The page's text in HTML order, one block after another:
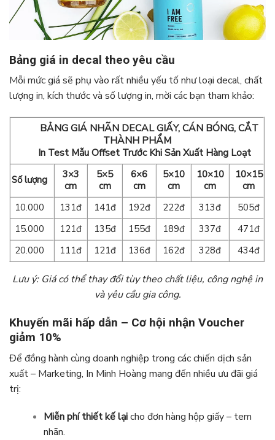
Bảng giá in decal theo yêu cầu
Mỗi mức giá sẽ phụ vào rất nhiều yếu tố như loại decal, chất
lượng in, kích thước và số lượng in, mời các bạn tham khảo:
BẢNG GIÁ NHÃN DECAL GIẤY, CÁN BÓNG, CẮT
THÀNH PHẨM
In Test Mẫu Offset Trước Khi Sản Xuất Hàng Loạt
Số lượng
3×3
cm
5×5
cm
6×6
cm
5×10
cm
10×10
cm
10×15
cm
10.000
131đ 141đ 192đ 222đ 313đ
505đ
15.000
121đ 135đ 155đ 189đ 337đ
471đ
20.000
111đ 121đ 136đ 162đ 328đ 434đ
Lưu ý: Giá có thể thay đổi tùy theo chất liệu, công nghệ in
và yêu cầu gia công.
Khuyến mãi hấp dẫn – Cơ hội nhận Voucher
giảm 10%
Để đồng hành cùng doanh nghiệp trong các chiến dịch sản
xuất – Marketing, In Minh Hoàng mang đến nhiều ưu đãi giá
trị:
Miễn phí thiết kế lạicho đơn hàng hộp giấy – tem
nhãn.